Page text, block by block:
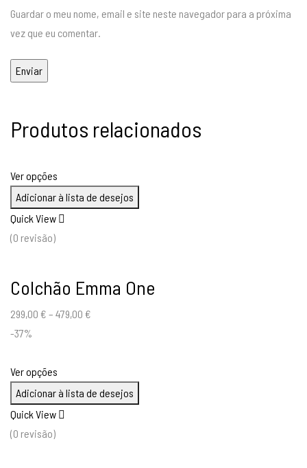
Guardar o meu nome, email e site neste navegador para a próxima
vez que eu comentar.
Produtos relacionados
Ver opções
Adicionar à lista de desejos
Quick View
(0 revisão)
Colchão Emma One
299,00 € – 479,00 €
-37%
Ver opções
Adicionar à lista de desejos
Quick View
(0 revisão)